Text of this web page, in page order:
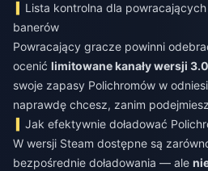
Lista kontrolna dla
banerów
Powracający gracze powinni
ocenić limitowane kanały wersji
swoje zapasy Polichromów w
naprawdę chcesz, zanim
Jak efektywnie doładować
W wersji Steam dostępne są
bezpośrednie doładowania — ale